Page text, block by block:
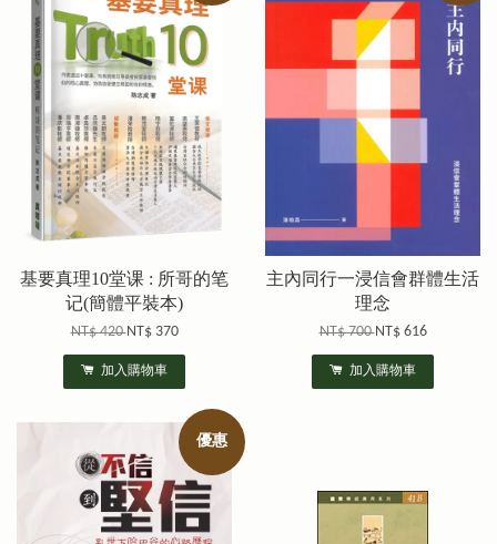
基要真理10堂课 : 所哥的笔
记(簡體平裝本)
NT$ 420NT$ 370
加入購物車
主內同行一浸信會群體生活
理念
NT$ 700NT$ 616
加入購物車
優惠